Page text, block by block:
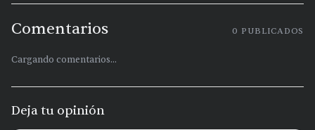
Comentarios 0 PUBLICADOS
Cargando comentarios...
Deja tu opinión